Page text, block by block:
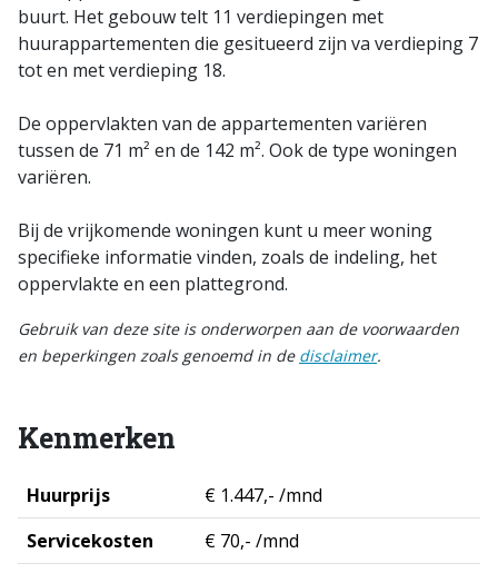
buurt. Het gebouw telt 11 verdiepingen met
huurappartementen die gesitueerd zijn va verdieping 7
tot en met verdieping 18.
De oppervlakten van de appartementen variëren
tussen de 71 m² en de 142 m². Ook de type woningen
variëren.
Bij de vrijkomende woningen kunt u meer woning
specifieke informatie vinden, zoals de indeling, het
oppervlakte en een plattegrond.
Gebruik van deze site is onderworpen aan de voorwaarden
en beperkingen zoals genoemd in de disclaimer.
Kenmerken
Huurprijs
€ 1.447,- /mnd
Servicekosten
€ 70,- /mnd